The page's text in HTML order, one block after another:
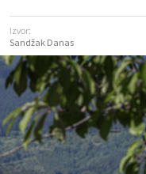
Izvor:
Sandžak Danas